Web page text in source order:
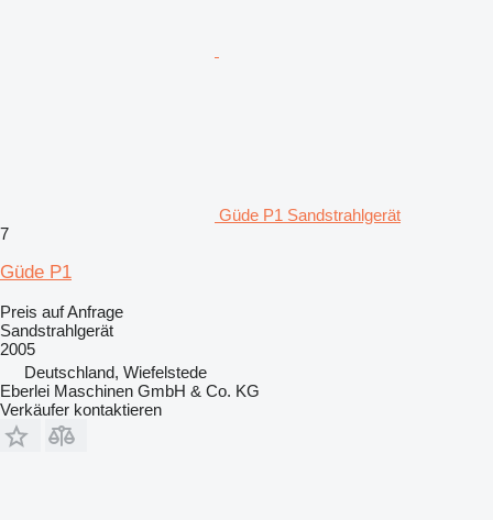
Güde P1 Sandstrahlgerät
7
Güde P1
Preis auf Anfrage
Sandstrahlgerät
2005
Deutschland, Wiefelstede
Eberlei Maschinen GmbH & Co. KG
Verkäufer kontaktieren